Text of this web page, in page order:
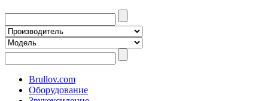
Brullov.com
Оборудование